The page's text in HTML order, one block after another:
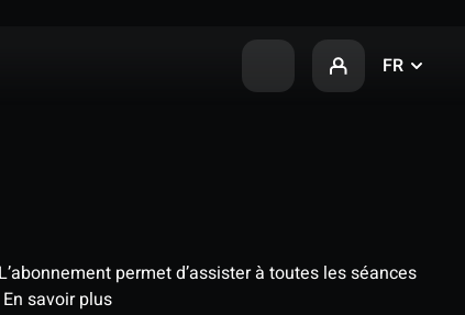
FR
permet d’assister à toutes les séances
En savoir plus